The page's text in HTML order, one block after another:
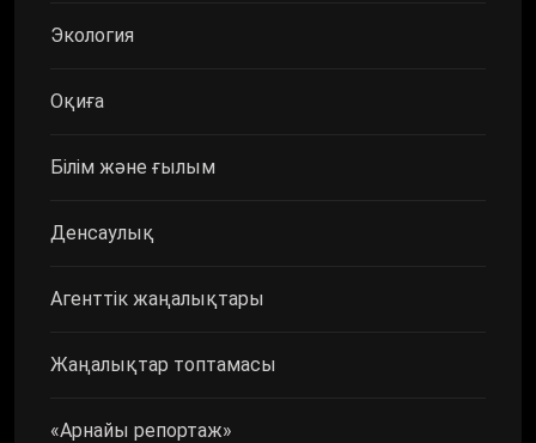
Экология
Оқиға
Білім және ғылым
Денсаулық
Агенттік жаңалықтары
Жаңалықтар топтамасы
«Арнайы репортаж»